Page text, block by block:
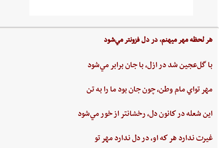
هر لحظه‌ مهر ميهنم،‌ در دل‌ فزونتر مي‌شود
با گل‌عجين‌ شد در ازل،‌ با جان‌ برابر مي‌شود
مهر تواي ‌مام ‌وطن،‌ چون‌ جان‌ بود ما را به‌ تن
اين ‌شعله ‌در كانون ‌دل، ‌رخشانتر از خور مي‌شود
غيرت‌ ندارد هر كه او، در دل‌ ندارد مهر تو